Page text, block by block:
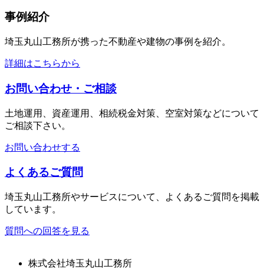
事例紹介
埼玉丸山工務所が携った不動産や建物の事例を紹介。
詳細はこちらから
お問い合わせ・ご相談
土地運用、資産運用、相続税金対策、空室対策などについて
ご相談下さい。
お問い合わせする
よくあるご質問
埼玉丸山工務所やサービスについて、よくあるご質問を掲載
しています。
質問への回答を見る
株式会社埼玉丸山工務所